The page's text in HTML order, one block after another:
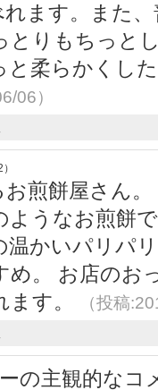
ます。また
りもちっと
と柔らかくし
06）
煎餅屋さん
ようなお煎餅
温かいパリパ
め。 お店のお
ます。
（投稿
の主観的なコ